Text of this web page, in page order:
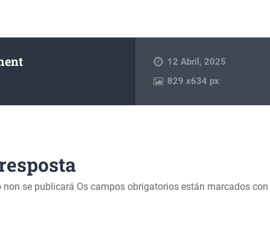
12 Abril, 2025
829x634 px
non se publicará Os campos obrigatorios están marcados con